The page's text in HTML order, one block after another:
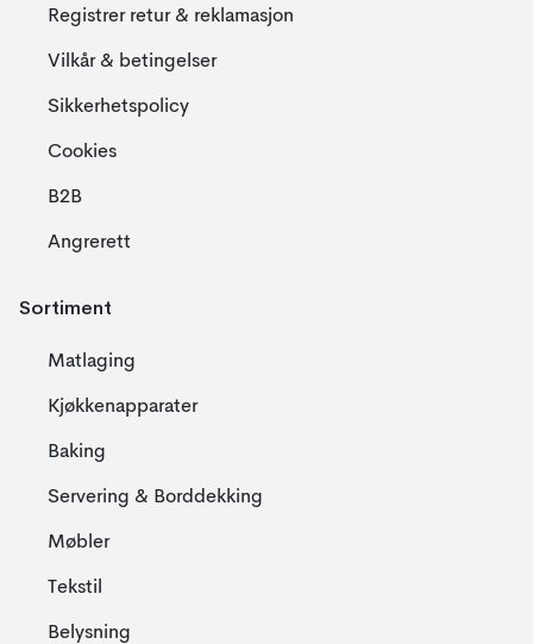
Registrer retur & reklamasjon
Vilkår & betingelser
Sikkerhetspolicy
Cookies
B2B
Angrerett
Sortiment
Matlaging
Kjøkkenapparater
Baking
Servering & Borddekking
Møbler
Tekstil
Belysning